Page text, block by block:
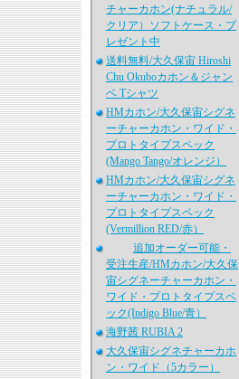
チャーカホン(ナチュラル/
クリア）ソフトケース・プ
レゼント中
送料無料/大久保宙 Hiroshi
Chu Okuboカホン＆ジャン
ベ Tシャツ
HMカホン/大久保宙シグネ
ーチャーカホン・ワイド・
プロトタイプスペック
(Mango Tango/オレンジ）
HMカホン/大久保宙シグネ
ーチャーカホン・ワイド・
プロトタイプスペック
(Vermillion RED/赤）
追加オーダー可能・
受注生産/HMカホン/大久保
宙シグネーチャーカホン・
ワイド・プロトタイプスペ
ック(Indigo Blue/青）
海野茜 RUBIA 2
大久保宙シグネチャーカホ
ン・ワイド（5カラー）